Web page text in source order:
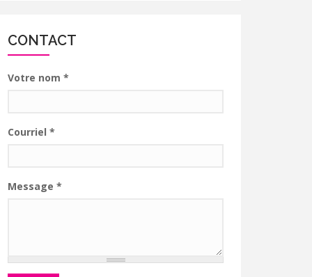
CONTACT
Votre nom *
Courriel *
Message *